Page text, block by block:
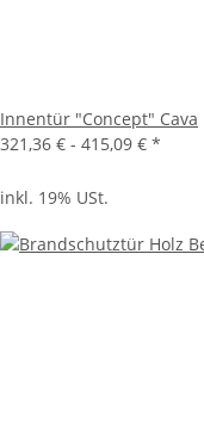
Innentür "Concept" Cava
321,36 € - 415,09 € *
inkl. 19% USt.